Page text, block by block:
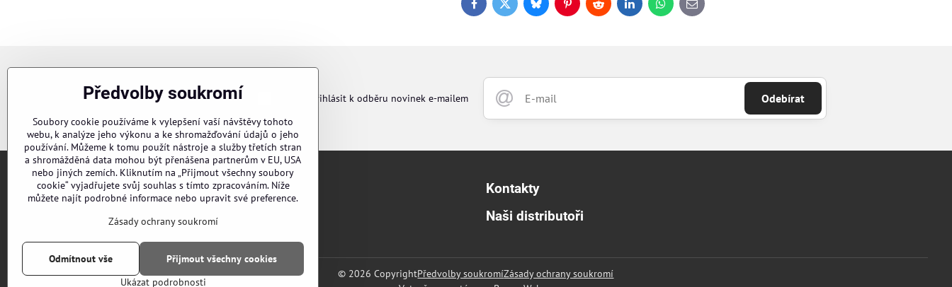
FacebookTwitterBlueskyPinterestRedditLinkedInWhatsApp
E-
mail
Newsletter Odebírat
Chci se přihlásit k odběru novinek e-mailem
Objednávky
Kontakty
Naši distributoři
© 2026 CopyrightPředvolby soukromíZásady ochrany soukromí
Předvolby soukromí
Soubory cookie používáme k vylepšení vaší návštěvy tohoto
webu, k analýze jeho výkonu a ke shromažďování údajů o jeho
používání. Můžeme k tomu použít nástroje a služby třetích stran
a shromážděná data mohou být přenášena partnerům v EU, USA
nebo jiných zemích. Kliknutím na „Přijmout všechny soubory
cookie“ vyjadřujete svůj souhlas s tímto zpracováním. Níže
můžete najít podrobné informace nebo upravit své preference.
Zásady ochrany soukromí
Ukázat podrobnosti
Přijmout všechny cookies
Odmítnout vše